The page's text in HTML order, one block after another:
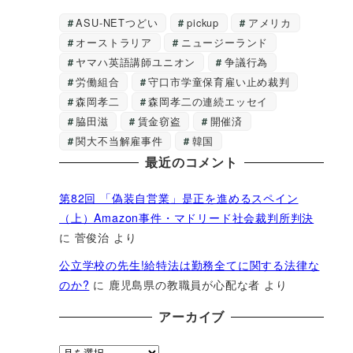
ASU-NETつどい pickup
アメリカ
オーストラリア
ニュージーランド
ヤマハ英語講師ユニオン
争議行為
労働組合
守口市学童保育雇い止め裁判
森岡孝二
森岡孝二の連続エッセイ
脇田滋
賃金窃盗
開催済
関大不当解雇事件
韓国
最近のコメント
第82回 「偽装自営業」是正を進めるスペイン
（上）Amazon事件・マドリード社会裁判所判決
に 菅俊治 より
公立学校の先生!給特法は勤務全てに関する法律な
のか? に 鹿児島県の教職員が心配な者 より
アーカイブ